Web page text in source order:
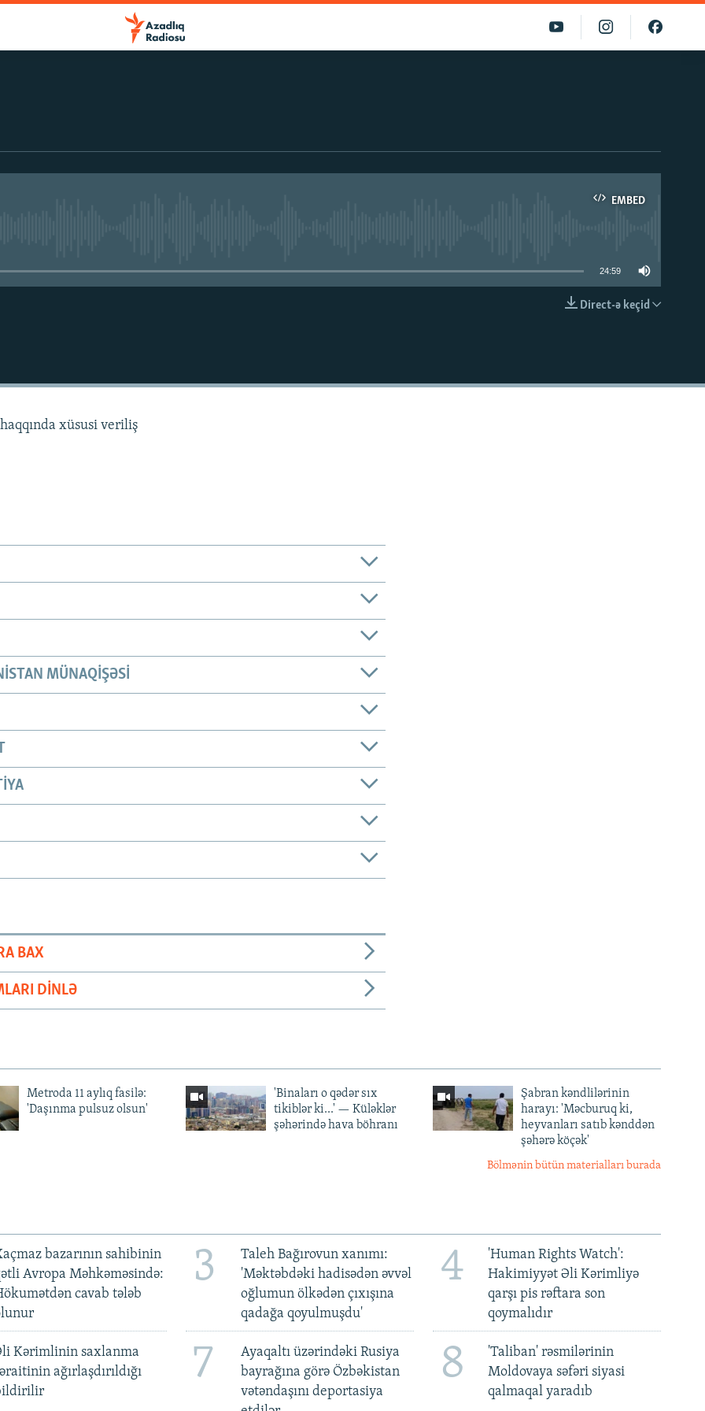
EMBED
24:59
Direct-ə keçid
xüsusi veriliş
MÜNAQIŞƏSI
BAX
DINLƏ
Metroda 11 aylıq fasilə:
'Daşınma pulsuz olsun'
'Binaları o qədər sıx
tikiblər ki...' — Küləklər
şəhərində hava böhranı
Şabran kəndlilərinin
harayı: 'Məcburuq ki,
heyvanları satıb kənddən
şəhərə köçək'
Bölmənin bütün materialları burada
bazarının sahibinin
Avropa Məhkəməsində:
cavab tələb
3
Taleh Bağırovun xanımı:
'Məktəbdəki hadisədən əvvəl
oğlumun ölkədən çıxışına
qadağa qoyulmuşdu'
4
'Human Rights Watch':
Hakimiyyət Əli Kərimliyə
qarşı pis rəftara son
qoymalıdır
Kərimlinin saxlanma
ağırlaşdırıldığı
7
Ayaqaltı üzərindəki Rusiya
bayrağına görə Özbəkistan
vətəndaşını deportasiya
8
'Taliban' rəsmilərinin
Moldovaya səfəri siyasi
qalmaqal yaradıb